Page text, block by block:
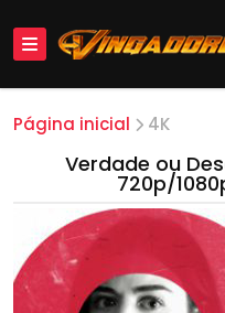
Página inicial 4K
Verdade ou
720p/